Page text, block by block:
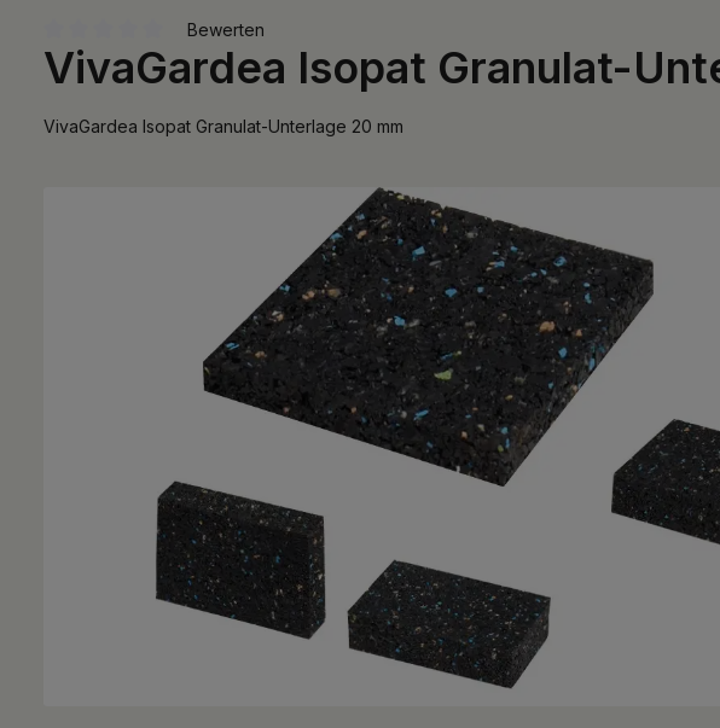
Durchschnittliche Bewertung von 0 von 5 Sternen
Bewerten
VivaGardea Isopat Granulat-
VivaGardea Isopat Granulat-Unterlage 20 mm